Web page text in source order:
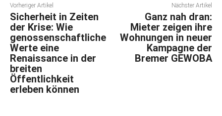
Vorheriger Artikel
Sicherheit in Zeiten
der Krise: Wie
genossenschaftliche
Werte eine
Renaissance in der
breiten
Öffentlichkeit
erleben können
Nächster Artikel
Ganz nah dran:
Mieter zeigen ihre
Wohnungen in neuer
Kampagne der
Bremer GEWOBA